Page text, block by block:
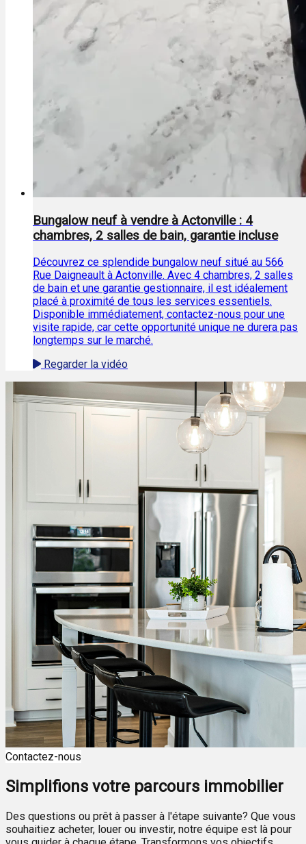
Bungalow neuf à vendre à Actonville : 4
chambres, 2 salles de bain, garantie incluse
Découvrez ce splendide bungalow neuf situé au 566
Rue Daigneault à Actonville. Avec 4 chambres, 2 salles
de bain et une garantie gestionnaire, il est idéalement
placé à proximité de tous les services essentiels.
Disponible immédiatement, contactez-nous pour une
visite rapide, car cette opportunité unique ne durera pas
longtemps sur le marché.
Regarder la vidéo
Contactez-nous
Simplifions votre parcours immobilier
Des questions ou prêt à passer à l'étape suivante? Que vous
souhaitiez acheter, louer ou investir, notre équipe est là pour